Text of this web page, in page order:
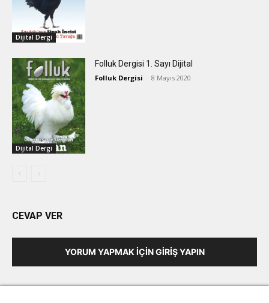
Dijital Dergi
Dijital Dergi
Folluk Dergisi 1. Sayı Dijital
Folluk Dergisi - 8 Mayıs 2020
CEVAP VER
YORUM YAPMAK İÇIN GIRIŞ YAPIN